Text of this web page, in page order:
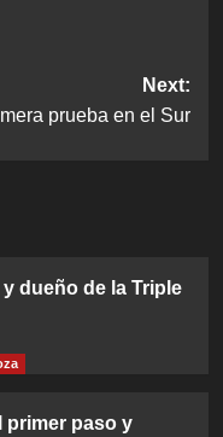
Next:
prueba en el Sur
dueño de la Triple
primer paso y